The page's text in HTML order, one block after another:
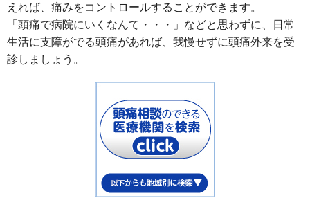
えれば、痛みをコントロールすることができます。
「頭痛で病院にいくなんて・・・」などと思わずに、日常
生活に支障がでる頭痛があれば、我慢せずに頭痛外来を受
診しましょう。